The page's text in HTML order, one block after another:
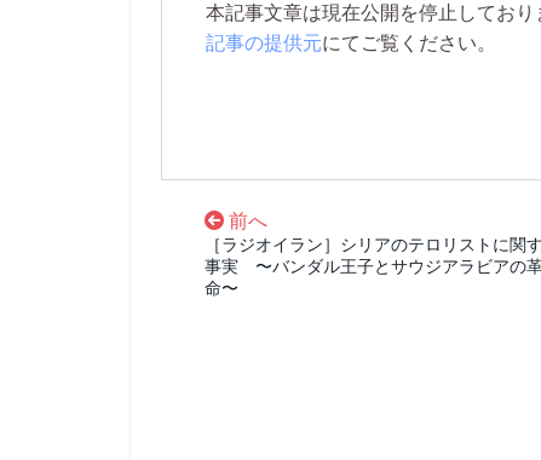
本記事文章は現在公開を停止しており
記事の提供元にてご覧ください。
前へ
［ラジオイラン］シリアのテロリストに関
事実 〜バンダル王子とサウジアラビアの
命〜